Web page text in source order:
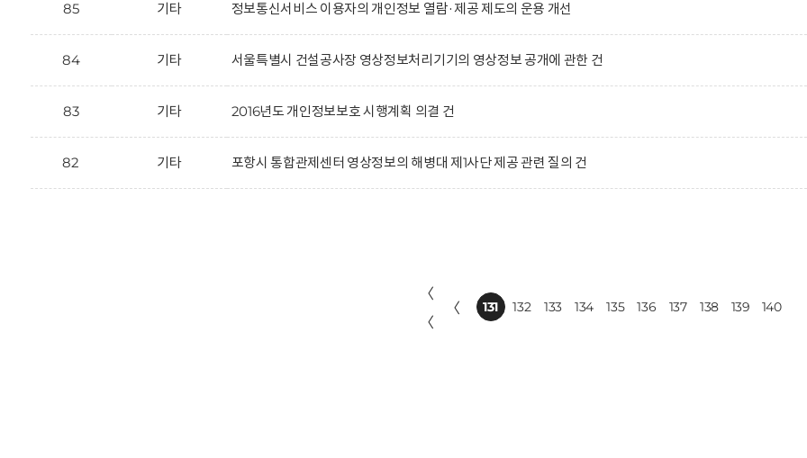
85 기타 정보통신서비스 이용자의 개인정보 열람·제공 제도의 운용 개선
84 기타 서울특별시 건설공사장 영상정보처리기기의 영상정보 공개에 관한 건
83 기타 2016년도 개인정보보호 시행계획 의결 건
82 기타 포항시 통합관제센터 영상정보의 해병대 제1사단 제공 관련 질의 건
〈
〈
〈 131 132 133 134 135 136 137 138 139 140